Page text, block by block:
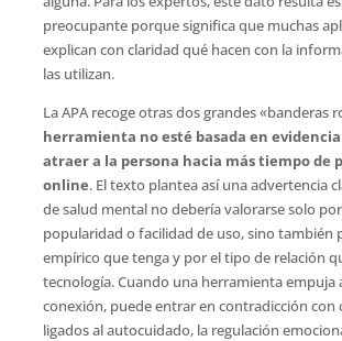
preocupante porque significa que muchas
explican con claridad qué hacen con la
las utilizan.
La APA recoge otras dos grandes «banderas
herramienta no esté basada en
atraer a la persona hacia más tiempo de
online. El texto plantea así una advertencia
de salud mental no debería valorarse solo
popularidad o facilidad de uso, sino también
empírico que tenga y por el tipo de relación
tecnología. Cuando una herramienta empuja
conexión, puede entrar en contradicción con
ligados al autocuidado, la regulación